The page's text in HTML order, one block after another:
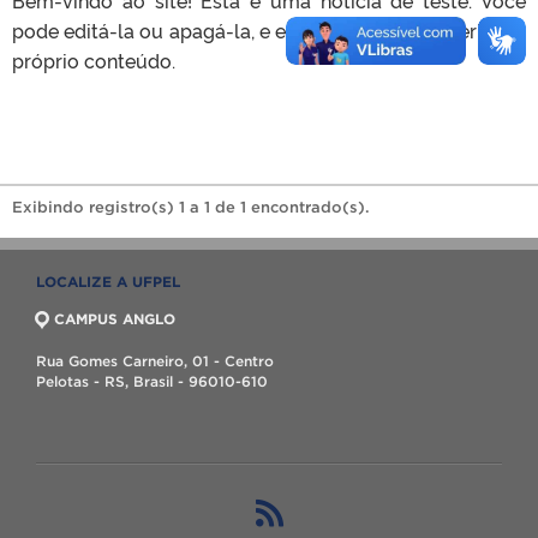
pode editá-la ou apagá-la, e então começar a inserir seu
próprio conteúdo.
Exibindo registro(s) 1 a 1 de 1 encontrado(s).
LOCALIZE A UFPEL
CAMPUS ANGLO
Rua Gomes Carneiro, 01 - Centro
Pelotas - RS, Brasil - 96010-610